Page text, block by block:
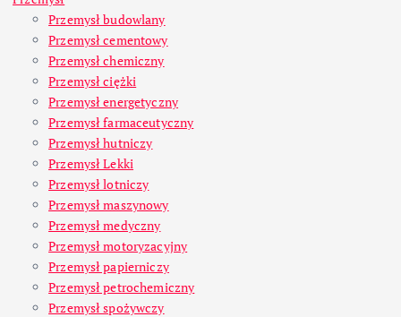
Przemysł budowlany
Przemysł cementowy
Przemysł chemiczny
Przemysł ciężki
Przemysł energetyczny
Przemysł farmaceutyczny
Przemysł hutniczy
Przemysł Lekki
Przemysł lotniczy
Przemysł maszynowy
Przemysł medyczny
Przemysł motoryzacyjny
Przemysł papierniczy
Przemysł petrochemiczny
Przemysł spożywczy